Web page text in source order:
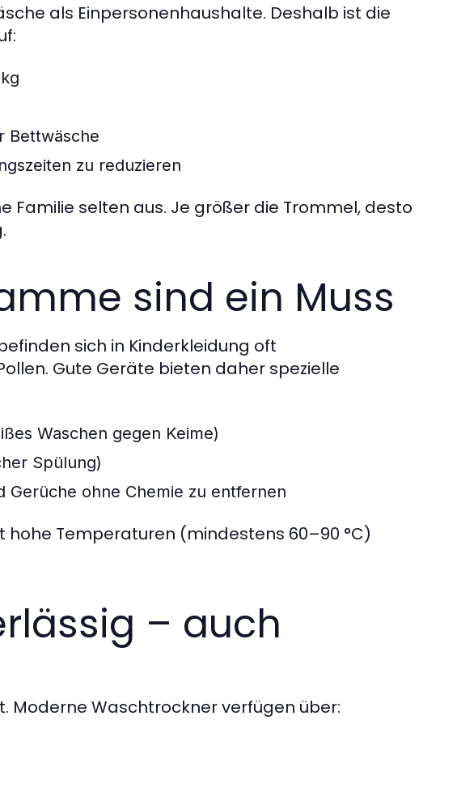
als Einpersonenhaushalte. Deshalb ist die
Bettwäsche
zu reduzieren
Familie selten aus. Je größer die Trommel, desto
sind ein Muss
sich in Kinderkleidung oft
Gute Geräte bieten daher spezielle
Waschen gegen Keime)
Spülung)
ohne Chemie zu entfernen
Temperaturen (mindestens 60–90 °C)
– auch
Moderne Waschtrockner verfügen über: